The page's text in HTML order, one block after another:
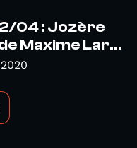
04 : Jozère
Maxime Lar...